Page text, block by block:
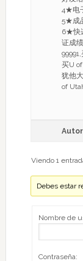
4★电
5★成
6★快
证成
买U
犹他
of
Autor
Viendo 1
Debes estar
Nombre de
Contraseña: